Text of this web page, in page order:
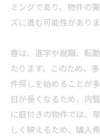
ミングであり、物件の
ズに進む可能性がありま
春は、進学や就職、転
たります。このため、
件探しを始めることが
日が長くなるため、内
に庭付きの物件では、
しく映えるため、購入